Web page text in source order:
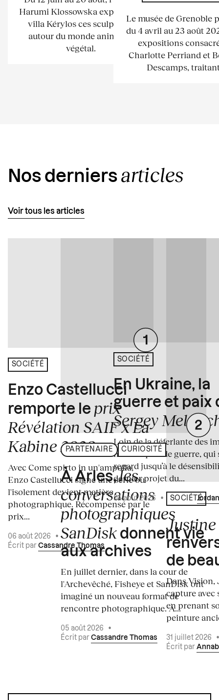
Harumi Klossowska expose à la
villa Kérylos ces sculptures
autour du monde animal et
végétal.
Le musée de Grenoble
du 4 avril au 23 août
expositions
Charlotte Perriand et
Descamps,
Nos derniers articles
Voir tous les articles
SOCIÉTÉ
Enzo Castellucci
remporte le prix
Révélation SAIF x La
Kabine 2026
Avec Come spirto in un'ampolla,
Enzo Castellucci signe une série où
l'isolement devient matière
photographique. Récompensé par le
prix...
06 août 2026
•
Écrit par Cassandre Thomas
PARTENAIRE CURIOSITÉ
À Arles,les
conversations
photographiques
SanDisk donnent vie
aux archives
En juillet dernier, dans la cour de
l'Archevêché, Fisheye et SanDisk ont
imaginé un nouveau format de
rencontre photographique. À...
05 août 2026
•
Écrit par Cassandre Thomas
SOCIÉTÉ
En Ukraine, la
guerre et paix
Sergey
Loin de la déferlante des
médiatiques de guerre, qui
regard jusqu’à le
dernier projet du...
04 août 2026 • Écrit par
SOCIÉTÉ
de
Dans
capture avec
en prenant
peinture
31 juillet 2026
Écrit par